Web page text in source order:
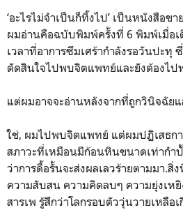
‘อะไรไม่จำเป็นก็ทิ้งไป’ เป็นหนังสือ
ผมอ่านคือฉบับพิมพ์ครั้งที่ 6 พิมพ์เมื่อเ
เวลาที่อาการซึมเศร้ากำลังรอวันปะทุ
ตัดสินใจไปพบจิตแพทย์และยังต้องไป
แต่ผมอาจจะอ่านหลังจากที่ถูกวินิจฉัย
ใช่, ผมไปพบจิตแพทย์ แต่ผมปฏิเสธกา
สภาวะที่เหมือนมีก้อนหินขนาดเท่ากำ
ว่าการดื้อรั้นจะส่งผลเลวร้ายตามมา.
ความสับสน ความคิดลบๆ ความยุ่งเหยิ
สารเพ รู้สึกว่าโลกรอบตัววุ่นวายเหลื